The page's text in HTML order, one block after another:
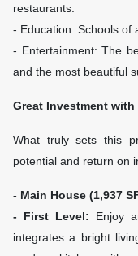
restaurants.
- Education: Schools of
- Entertainment: The
and the most beautiful
Great Investment
What truly sets this
potential and return on
- Main House (1,937
- First Level: Enjoy
integrates a bright